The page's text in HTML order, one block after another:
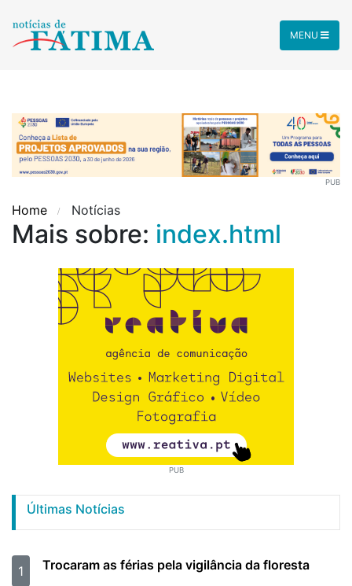
MENU
PUB
Home Notícias
Mais sobre: index.html
PUB
Últimas Notícias
1 Trocaram as férias pela vigilância da floresta